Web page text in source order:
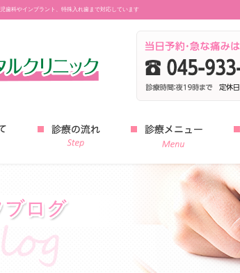
歯科やインプラント、特殊入れ歯まで対応しています
みどり中山デンタルクリニック